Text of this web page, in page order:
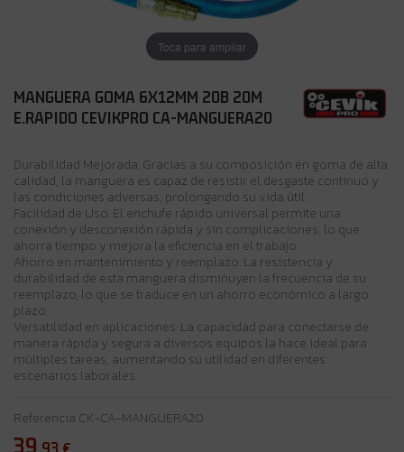
Toca para ampliar
MANGUERA GOMA 6X12MM 20B 20M
E.RAPIDO CEVIKPRO CA-MANGUERA20
Durabilidad Mejorada: Gracias a su composición en goma de alta
calidad, la manguera es capaz de resistir el desgaste continuo y
las condiciones adversas, prolongando su vida útil.
Facilidad de Uso: El enchufe rápido universal permite una
conexión y desconexión rápida y sin complicaciones, lo que
ahorra tiempo y mejora la eficiencia en el trabajo.
Ahorro en mantenimiento y reemplazo: La resistencia y
durabilidad de esta manguera disminuyen la frecuencia de su
reemplazo, lo que se traduce en un ahorro económico a largo
plazo.
Versatilidad en aplicaciones: La capacidad para conectarse de
manera rápida y segura a diversos equipos la hace ideal para
múltiples tareas, aumentando su utilidad en diferentes
escenarios laborales.
Referencia CK-CA-MANGUERA20
39,93 €